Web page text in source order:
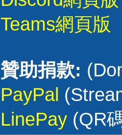
Teams網頁版
贊助捐款:
PayPal
LinePay (QR